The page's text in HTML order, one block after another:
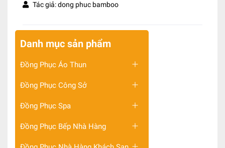
Tác giả: dong phuc bamboo
Danh mục sản phẩm
Đồng Phục Áo Thun
Đồng Phục Công Sở
Đồng Phục Spa
Đồng Phục Bếp Nhà Hàng